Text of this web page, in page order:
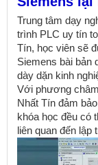
Trung tâm dạy
trình PLC uy tín
Tín, học viên sẽ
Siemens bài bản
dày dặn kinh
Với phương
Nhất Tín đảm
khóa học đều có
liên quan đến lập